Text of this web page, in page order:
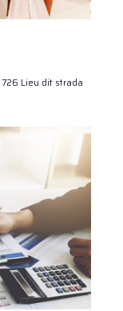
726 Lieu dit strada